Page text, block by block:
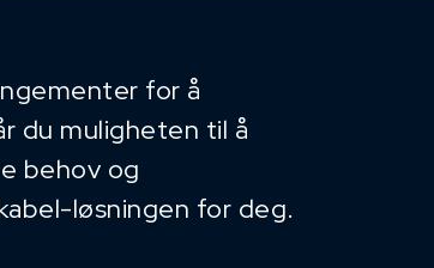
for å
du muligheten til å
behov og
løsningen for deg.